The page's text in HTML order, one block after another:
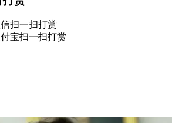
扫一扫打赏
宝扫一扫打赏